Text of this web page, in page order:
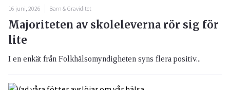
16 juni, 2026 Barn & Graviditet
Majoriteten av skoleleverna rör sig för
lite
I en enkät från Folkhälsomyndigheten syns flera positiv...